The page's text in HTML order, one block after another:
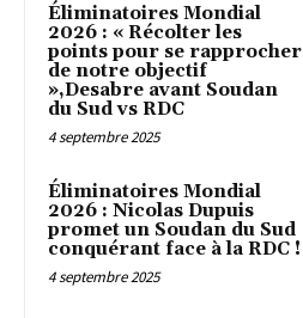
Éliminatoires Mondial
2026 : « Récolter les
points pour se rapprocher
de notre objectif
»,Desabre avant Soudan
du Sud vs RDC
4 septembre 2025
Éliminatoires Mondial
2026 : Nicolas Dupuis
promet un Soudan du Sud
conquérant face à la RDC !
4 septembre 2025